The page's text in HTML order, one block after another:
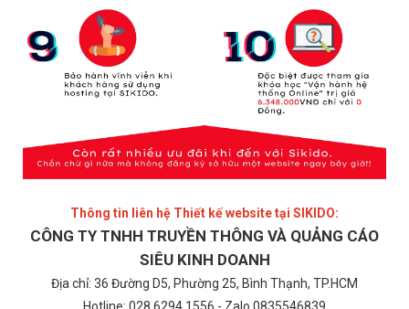
Thông tin liên hệ Thiết kế website tại SIKIDO:
CÔNG TY TNHH TRUYỀN THÔNG VÀ QUẢNG CÁO
SIÊU KINH DOANH
Địa chỉ: 36 Đường D5, Phường 25, Bình Thạnh, TP.HCM